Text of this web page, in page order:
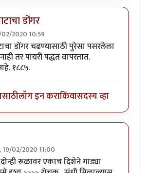
डोंगर
02/2020 10:59
डोंगर चढण्यासाठी पुरेसा पसरलेला
तर पायरी पद्धत वापरतात.
१८८५.
लॉग इन कराकिंवासदस्य व्हा
19/02/2020 11:00
रूळावर एकाच दिशेने गाड्या